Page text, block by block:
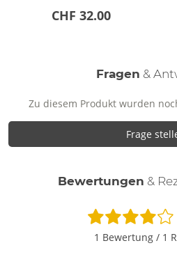
CHF 32.00
Fragen &
Zu diesem Produkt wurden
Frage
Bewertungen &
1 Bewertung / 1